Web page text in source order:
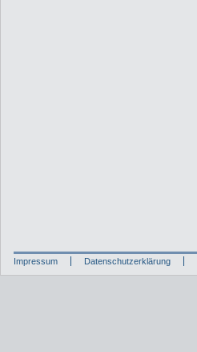
Impressum Datenschutzerklärung